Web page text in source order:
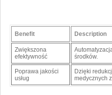
Benefit Description
Zwiększona
efektywność
środków.
Poprawa jakości
usług
Dzięki
medycznych